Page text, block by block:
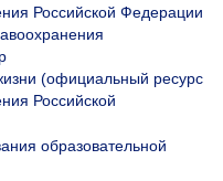
Российской Федерации
(официальный ресурс
Российской
образовательной